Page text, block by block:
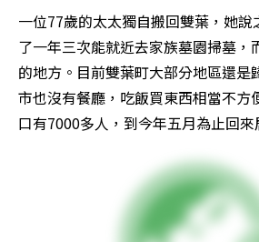
一位77歲的太太獨自搬回雙葉，她
了一年三次能就近去家族墓園掃墓，
的地方。目前雙葉町大部分地區還是
市也沒有餐廳，吃飯買東西相當不方
口有7000多人，到今年五月為止回來